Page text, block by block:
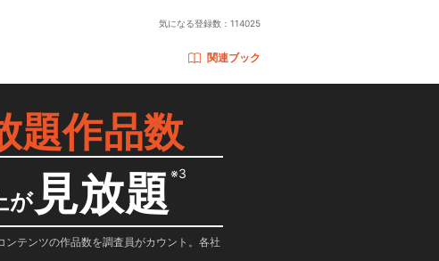
気になる登録数： 114025
関連ブック
題作品数
が 見放題※3
テンツの作品数を調査員がカウント。各社